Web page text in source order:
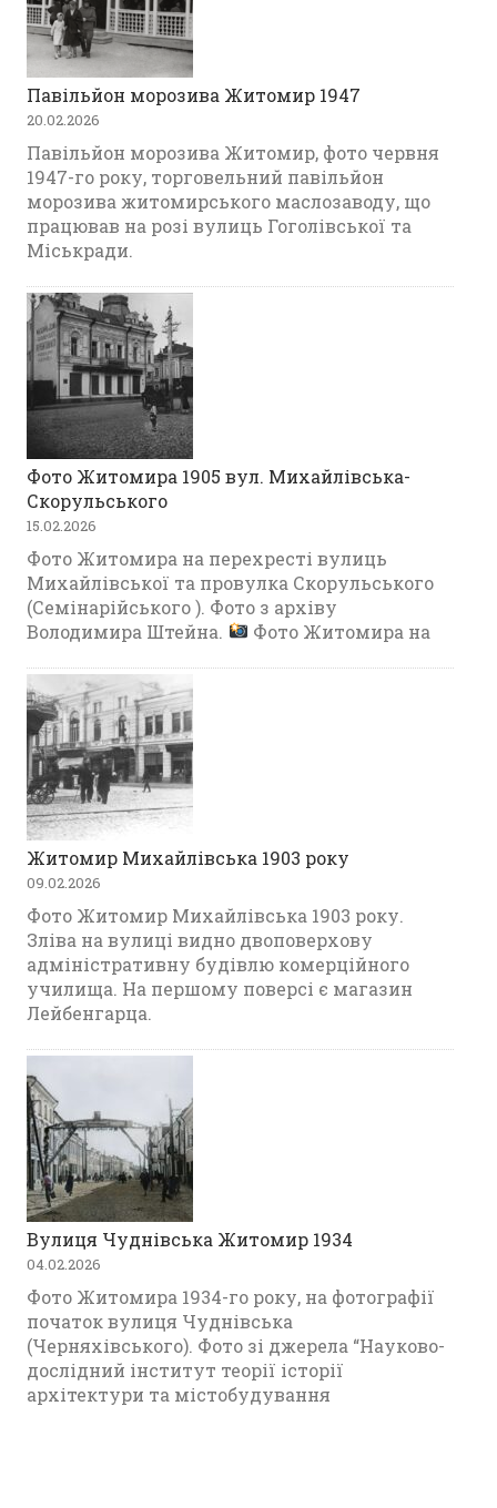
Павільйон морозива Житомир 1947
20.02.2026
Павільйон морозива Житомир, фото червня
1947-го року, торговельний павільйон
морозива житомирського маслозаводу, що
працював на розі вулиць Гоголівської та
Міськради.
Фото Житомира 1905 вул. Михайлівська-
Скорульського
15.02.2026
Фото Житомира на перехресті вулиць
Михайлівської та провулка Скорульського
(Семінарійського ). Фото з архіву
Володимира Штейна.
Фото Житомира на
Житомир Михайлівська 1903 року
09.02.2026
Фото Житомир Михайлівська 1903 року.
Зліва на вулиці видно двоповерхову
адміністративну будівлю комерційного
училища. На першому поверсі є магазин
Лейбенгарца.
Вулиця Чуднівська Житомир 1934
04.02.2026
Фото Житомира 1934-го року, на фотографії
початок вулиця Чуднівська
(Черняхівського). Фото зі джерела “Науково-
дослідний інститут теорії історії
архітектури та містобудування